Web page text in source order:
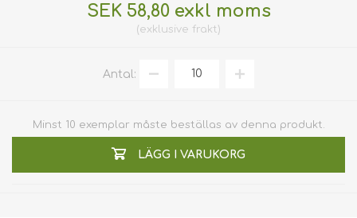
SEK 58,80 exkl moms
exklusive frakt
Antal:
Minst 10 exemplar måste beställas av denna produkt.
LÄGG I VARUKORG